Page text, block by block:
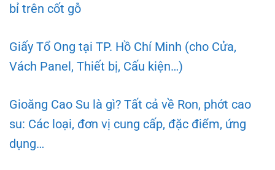
bỉ trên cốt gỗ
Giấy Tổ Ong tại TP. Hồ Chí Minh (cho Cửa,
Vách Panel, Thiết bị, Cấu kiện…)
Gioăng Cao Su là gì? Tất cả về Ron, phớt cao
su: Các loại, đơn vị cung cấp, đặc điểm, ứng
dụng…